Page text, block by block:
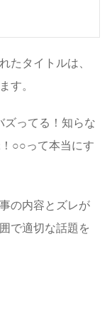
たタイトルは、
す。
ってる！知らな
○○って本当にす
の内容とズレが
で適切な話題を